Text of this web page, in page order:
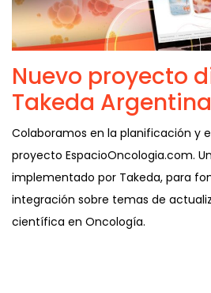
Nuevo proyecto
Takeda Argentina
Colaboramos en la planificación y
proyecto EspacioOncologia.com.
implementado por Takeda, para
integración sobre temas de
científica en Oncología.